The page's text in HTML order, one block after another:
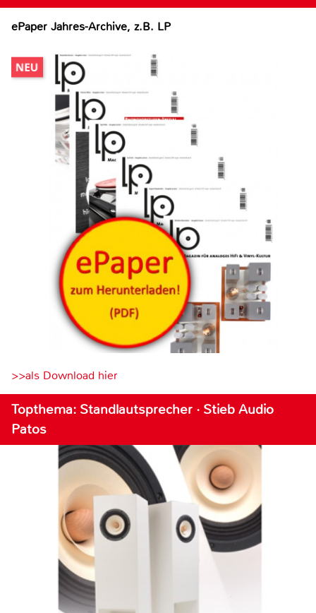
ePaper Jahres-Archive, z.B. LP
>>als Download hier
Topthema: Standlautsprecher · Stieb Audio
Patos